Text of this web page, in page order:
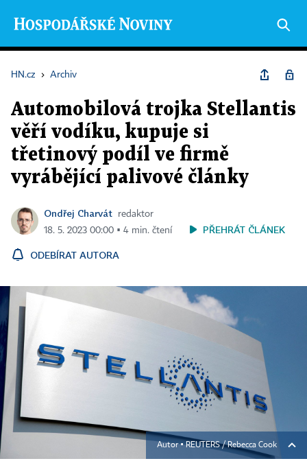
HN.cz › Archiv
Automobilová trojka Stellantis
věří vodíku, kupuje si
třetinový podíl ve firmě
vyrábějící palivové články
Ondřej Charvát
redaktor
18. 5. 2023 00:00 ▪ 4 min. čtení
PŘEHRÁT ČLÁNEK
ODEBÍRAT AUTORA
Autor ▪REUTERS / Rebecca Cook